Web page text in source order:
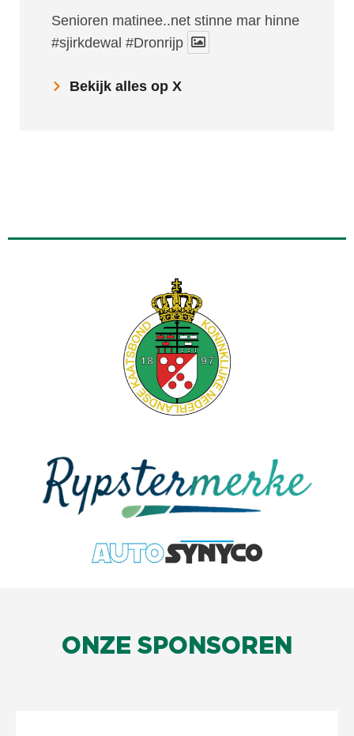
Senioren matinee..net stinne mar hinne
#sjirkdewal #Dronrijp
Bekijk alles op X
ONZE SPONSOREN